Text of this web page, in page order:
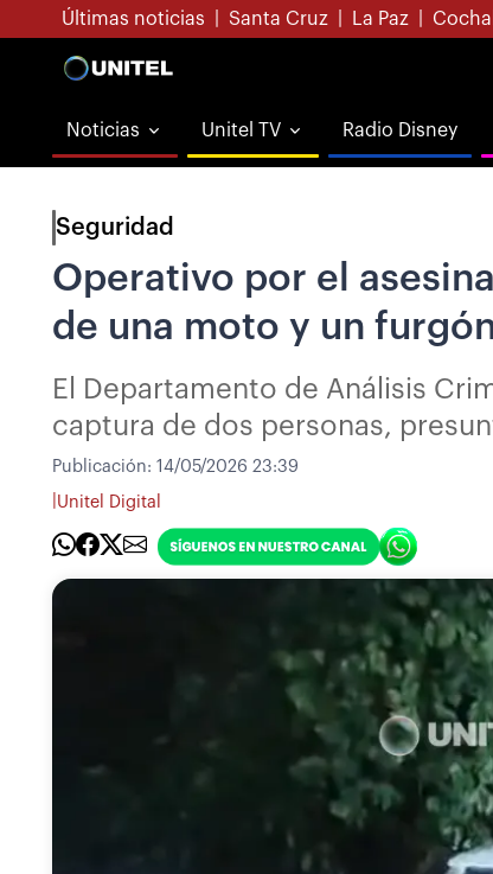
Últimas noticias Santa Cruz La Paz
Noticias Unitel TV Radio Disney
Seguridad
Operativo por el
de una moto y un
El Departamento de Análisis
captura de dos personas,
Publicación: 14/05/2026 23:39
Unitel Digital